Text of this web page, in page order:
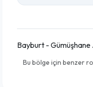
Bayburt - Gümüşhane
Bu bölge için benzer